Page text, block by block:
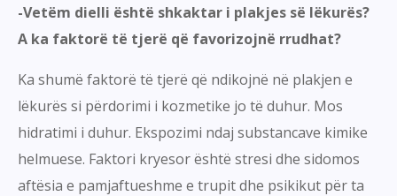
-Vetëm dielli është shkaktar i plakjes së lëkurës?
A ka faktorë të tjerë që favorizojnë rrudhat?
Ka shumë faktorë të tjerë që ndikojnë në plakjen e
lëkurës si përdorimi i kozmetike jo të duhur. Mos
hidratimi i duhur. Ekspozimi ndaj substancave kimike
helmuese. Faktori kryesor është stresi dhe sidomos
aftësia e pamjaftueshme e trupit dhe psikikut për ta